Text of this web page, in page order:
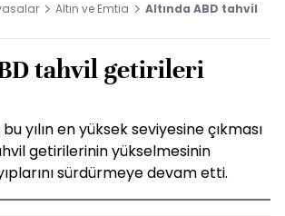
Altın ve Emtia
Altında ABD tahvil
tahvil getirileri
yılın en yüksek seviyesine çıkması
getirilerinin yükselmesinin
sürdürmeye devam etti.